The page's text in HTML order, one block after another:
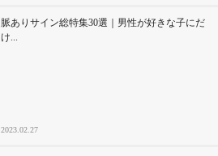
脈ありサイン総特集30選｜男性が好きな子にだ
け...
2023.02.27